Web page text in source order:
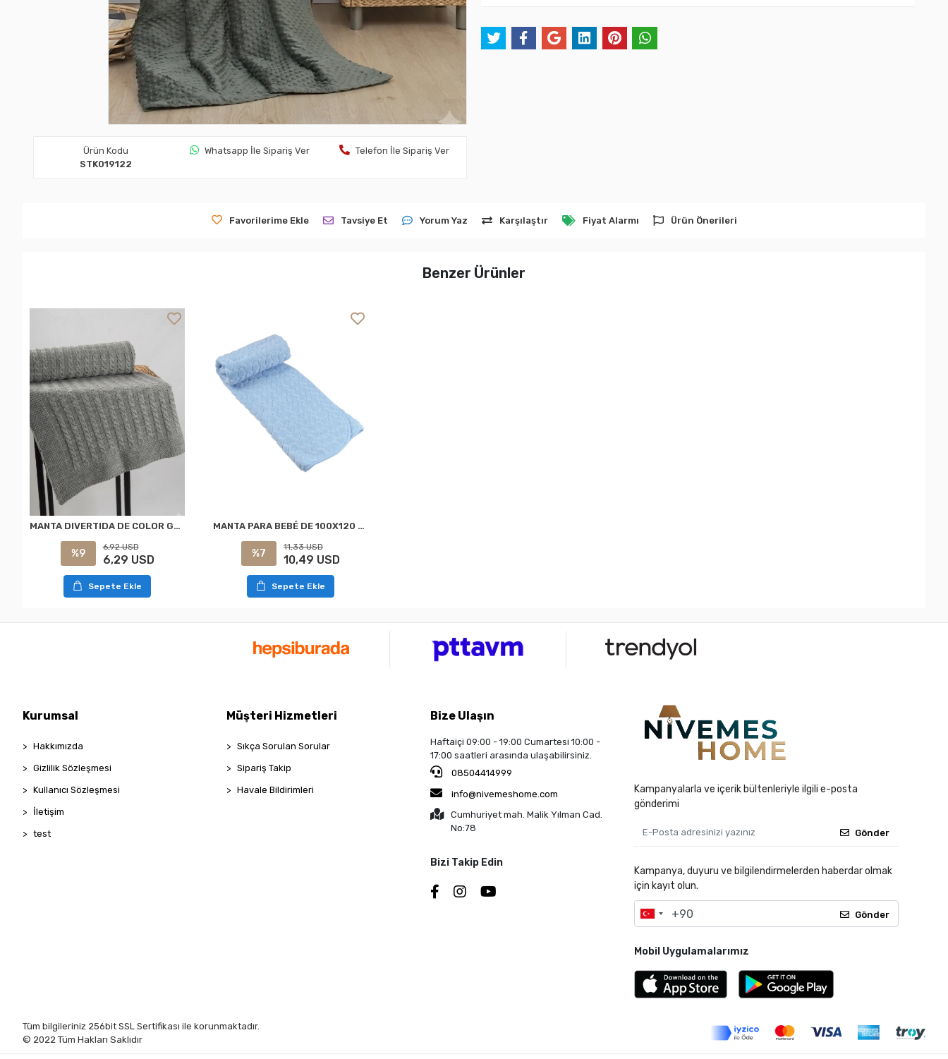
Ürün Kodu
STK019122
Whatsapp İle Sipariş Ver Telefon İle Sipariş Ver
Favorilerime Ekle Tavsiye Et Yorum Yaz Karşılaştır Fiyat Alarmı Ürün Önerileri
Benzer Ürünler
MANTA DIVERTIDA DE COLOR GRIS BEBÉ
%9
6,92 USD
6,29 USD
Sepete Ekle
MANTA PARA BEBÉ DE 100X120 AZUL CON CORAZONES MERINOS
%7
11,33 USD
10,49 USD
Sepete Ekle
Kurumsal
Hakkımızda
Gizlilik Sözleşmesi
Kullanıcı Sözleşmesi
İletişim
test
Müşteri Hizmetleri
Sıkça Sorulan Sorular
Sipariş Takip
Havale Bildirimleri
Bize Ulaşın
Haftaiçi 09:00 - 19:00 Cumartesi 10:00 -
17:00 saatleri arasında ulaşabilirsiniz.
08504414999
info@nivemeshome.com
Cumhuriyet mah. Malik Yılman Cad.
No:78
Bizi Takip Edin
Kampanyalarla ve içerik bültenleriyle ilgili e-posta
gönderimi
Gönder
Kampanya, duyuru ve bilgilendirmelerden haberdar olmak
için kayıt olun.
Gönder
Mobil Uygulamalarımız
Tüm bilgileriniz 256bit SSL Sertifikası ile korunmaktadır.
© 2022 Tüm Hakları Saklıdır